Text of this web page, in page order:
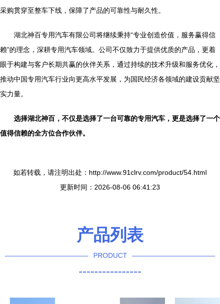
采购贯穿至整车下线，保障了产品的可靠性与耐久性。
湖北神百专用汽车有限公司将继续秉持“专业创造价值，服务赢得信
赖”的理念，深耕专用汽车领域。公司不仅致力于提供优质的产品，更着
眼于构建与客户长期共赢的伙伴关系，通过持续的技术升级和服务优化，
推动中国专用汽车行业向更高水平发展，为国民经济各领域的建设贡献坚
实力量。
选择湖北神百，不仅是选择了一台可靠的专用汽车，更是选择了一个
值得信赖的全方位合作伙伴。
如若转载，请注明出处：http://www.91clrv.com/product/54.html
更新时间：2026-08-06 06:41:23
产品列表
PRODUCT
----------------